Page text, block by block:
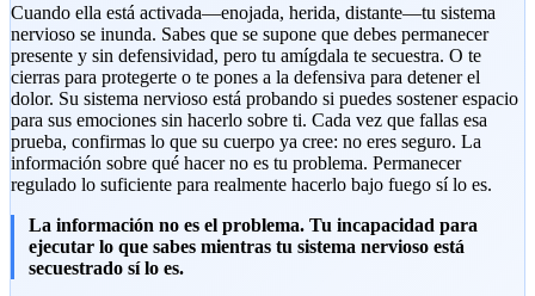
Cuando ella está activada—enojada, herida, distante—tu sistema
nervioso se inunda. Sabes que se supone que debes permanecer
presente y sin defensividad, pero tu amígdala te secuestra. O te
cierras para protegerte o te pones a la defensiva para detener el
dolor. Su sistema nervioso está probando si puedes sostener espacio
para sus emociones sin hacerlo sobre ti. Cada vez que fallas esa
prueba, confirmas lo que su cuerpo ya cree: no eres seguro. La
información sobre qué hacer no es tu problema. Permanecer
regulado lo suficiente para realmente hacerlo bajo fuego sí lo es.
La información no es el problema. Tu incapacidad para
ejecutar lo que sabes mientras tu sistema nervioso está
secuestrado sí lo es.